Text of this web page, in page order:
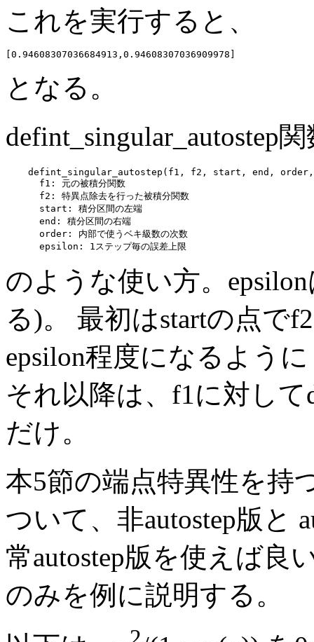
これを実行すると、
となる。
defint_singular_autostep
defint_singular_autostep(f1, f2, start, end,
      f1: 元の被積分関数
      f2: 特異点除去を行った被積分関数
      start: 積分区間の左端
      end: 積分区間の右端
      order: 内部で使うベキ級数の次数
のような使い方。
る)。 最初はstartの点で
epsilon程度になるよう
それ以降は、f1に対して
だけ。
本5節の端点特異性を持
ついて、非autostep版と
常autostep版を使えば良
のみを例に説明する。